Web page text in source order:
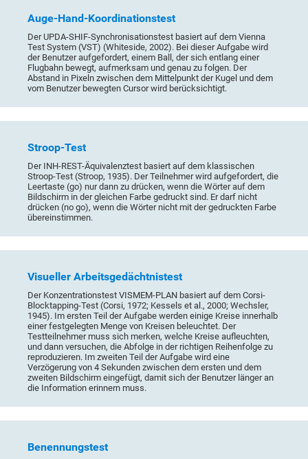
Auge-Hand-Koordinationstest
Der UPDA-SHIF-Synchronisationstest basiert auf dem Vienna
Test System (VST) (Whiteside, 2002). Bei dieser Aufgabe wird
der Benutzer aufgefordert, einem Ball, der sich entlang einer
Flugbahn bewegt, aufmerksam und genau zu folgen. Der
Abstand in Pixeln zwischen dem Mittelpunkt der Kugel und dem
vom Benutzer bewegten Cursor wird berücksichtigt.
Stroop-Test
Der INH-REST-Äquivalenztest basiert auf dem klassischen
Stroop-Test (Stroop, 1935). Der Teilnehmer wird aufgefordert, die
Leertaste (go) nur dann zu drücken, wenn die Wörter auf dem
Bildschirm in der gleichen Farbe gedruckt sind. Er darf nicht
drücken (no go), wenn die Wörter nicht mit der gedruckten Farbe
übereinstimmen.
Visueller Arbeitsgedächtnistest
Der Konzentrationstest VISMEM-PLAN basiert auf dem Corsi-
Blocktapping-Test (Corsi, 1972; Kessels et al., 2000; Wechsler,
1945). Im ersten Teil der Aufgabe werden einige Kreise innerhalb
einer festgelegten Menge von Kreisen beleuchtet. Der
Testteilnehmer muss sich merken, welche Kreise aufleuchten,
und dann versuchen, die Abfolge in der richtigen Reihenfolge zu
reproduzieren. Im zweiten Teil der Aufgabe wird eine
Verzögerung von 4 Sekunden zwischen dem ersten und dem
zweiten Bildschirm eingefügt, damit sich der Benutzer länger an
die Information erinnern muss.
Benennungstest